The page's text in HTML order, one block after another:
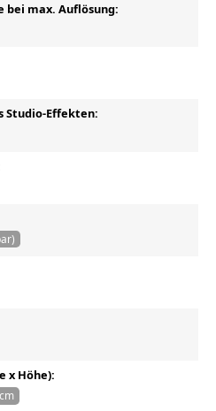
max. Auflösung:
Studio-Effekten:
x Höhe):